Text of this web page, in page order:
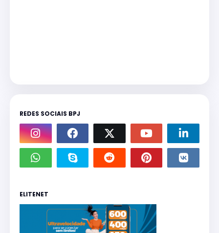
REDES SOCIAIS BPJ
ELITENET